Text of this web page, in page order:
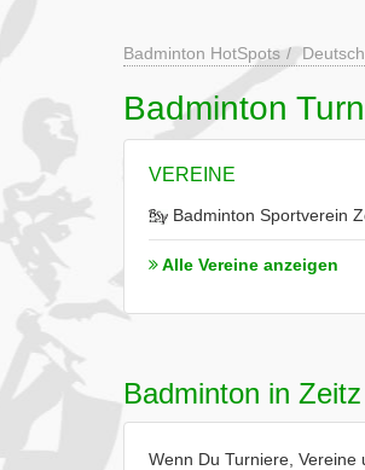
Badminton HotSpots
Badminton
VEREINE
Badminton Sportverein
Alle Vereine anzeigen
Badminton in Zeitz
Wenn Du Turniere,